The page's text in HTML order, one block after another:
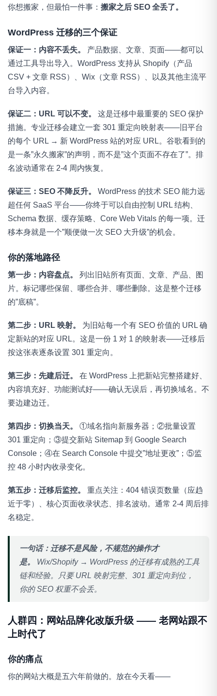
你想搬家，但最怕一件事： 搬家之后 SEO 全丢了。
WordPress 迁移的三个保证
保证一：内容不丢失。
产品数据、文章、页面——都可以
通过工具导出导入。WordPress 支持从 Shopify（产品
CSV + 文章 RSS）、Wix（文章 RSS）、以及其他主流平
台导入内容。
保证二：URL 可以不变。
这是迁移中最重要的 SEO 保护
措施。专业迁移会建立一套 301 重定向映射表——旧平台
的每个 URL → 新 WordPress 站的对应 URL。谷歌看到的
是一条”永久搬家”的声明，而不是”这个页面不存在了”。排
名波动通常在 2-4 周内恢复。
保证三：SEO 不降反升。
WordPress 的技术 SEO 能力远
超任何 SaaS 平台——你终于可以自由控制 URL 结构、
Schema 数据、缓存策略、Core Web Vitals 的每一项。迁
移本身就是一个”顺便做一次 SEO 大升级”的机会。
你的落地路径
第一步：内容盘点。
列出旧站所有页面、文章、产品、图
片。标记哪些保留、哪些合并、哪些删除。这是整个迁移
的”底稿”。
第二步：URL 映射。
为旧站每一个有 SEO 价值的 URL 确
定新站的对应 URL。这是一份 1 对 1 的映射表——迁移后
按这张表逐条设置 301 重定向。
第三步：先建后迁。
在 WordPress 上把新站完整搭建好、
内容填充好、功能测试好——确认无误后，再切换域名。不
要边建边迁。
第四步：切换当天。
①域名指向新服务器；②批量设置
301 重定向；③提交新站 Sitemap 到 Google Search
Console；④在 Search Console 中提交”地址更改”；⑤监
控 48 小时内收录变化。
第五步：迁移后监控。
重点关注：404 错误页数量（应趋
近于零）、核心页面收录状态、排名波动。通常 2-4 周后排
名稳定。
一句话：迁移不是风险，不规范的操作才
是。
Wix/Shopify → WordPress 的迁移有成熟的工具
链和经验。只要 URL 映射完整、301 重定向到位，
你的 SEO 权重不会丢。
人群四：网站品牌化改版升级 —— 老网站跟不
上时代了
你的痛点
你的网站大概是五六年前做的。放在今天看——